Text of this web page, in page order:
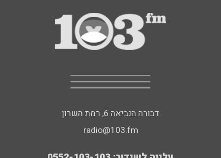
דבורה הנביאה 6, רמת השרון
radio@103.fm